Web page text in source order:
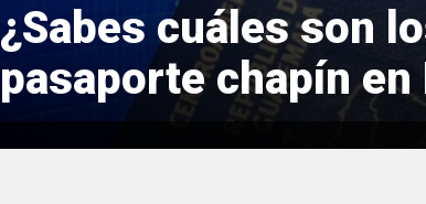
¿Sabes cuáles son
pasaporte chapín en